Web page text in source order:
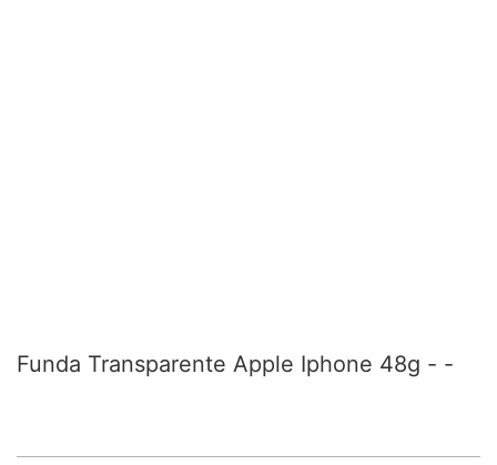
Funda Transparente Apple Iphone 48g - -